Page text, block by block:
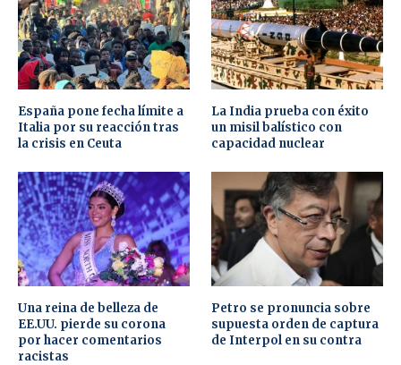
España pone fecha límite a
Italia por su reacción tras
la crisis en Ceuta
La India prueba con éxito
un misil balístico con
capacidad nuclear
Una reina de belleza de
EE.UU. pierde su corona
por hacer comentarios
racistas
Petro se pronuncia sobre
supuesta orden de captura
de Interpol en su contra